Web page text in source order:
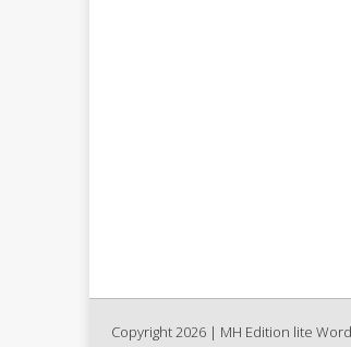
Copyright 2026 | MH Edition lite